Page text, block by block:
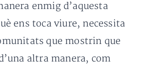
enmig d’aquesta
ens toca viure, necessita
que mostrin que
altra manera, com